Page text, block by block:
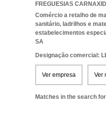
FREGUESIAS
Comércio a retalho de
sanitário, ladrilhos e
estabelecimentos
SA
Designação comercial:
Ver empresa Ver
Matches in the search